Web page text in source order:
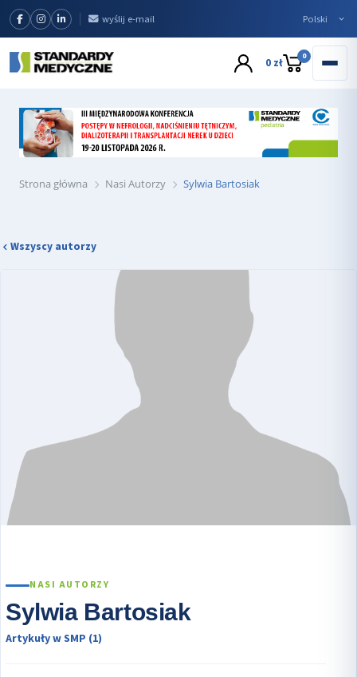
wyślij e-mail
0 zł 0
Strona główna Nasi Autorzy Sylwia Bartosiak
Wszyscy autorzy
NASI AUTORZY
Sylwia Bartosiak
Artykuły w SMP (1)